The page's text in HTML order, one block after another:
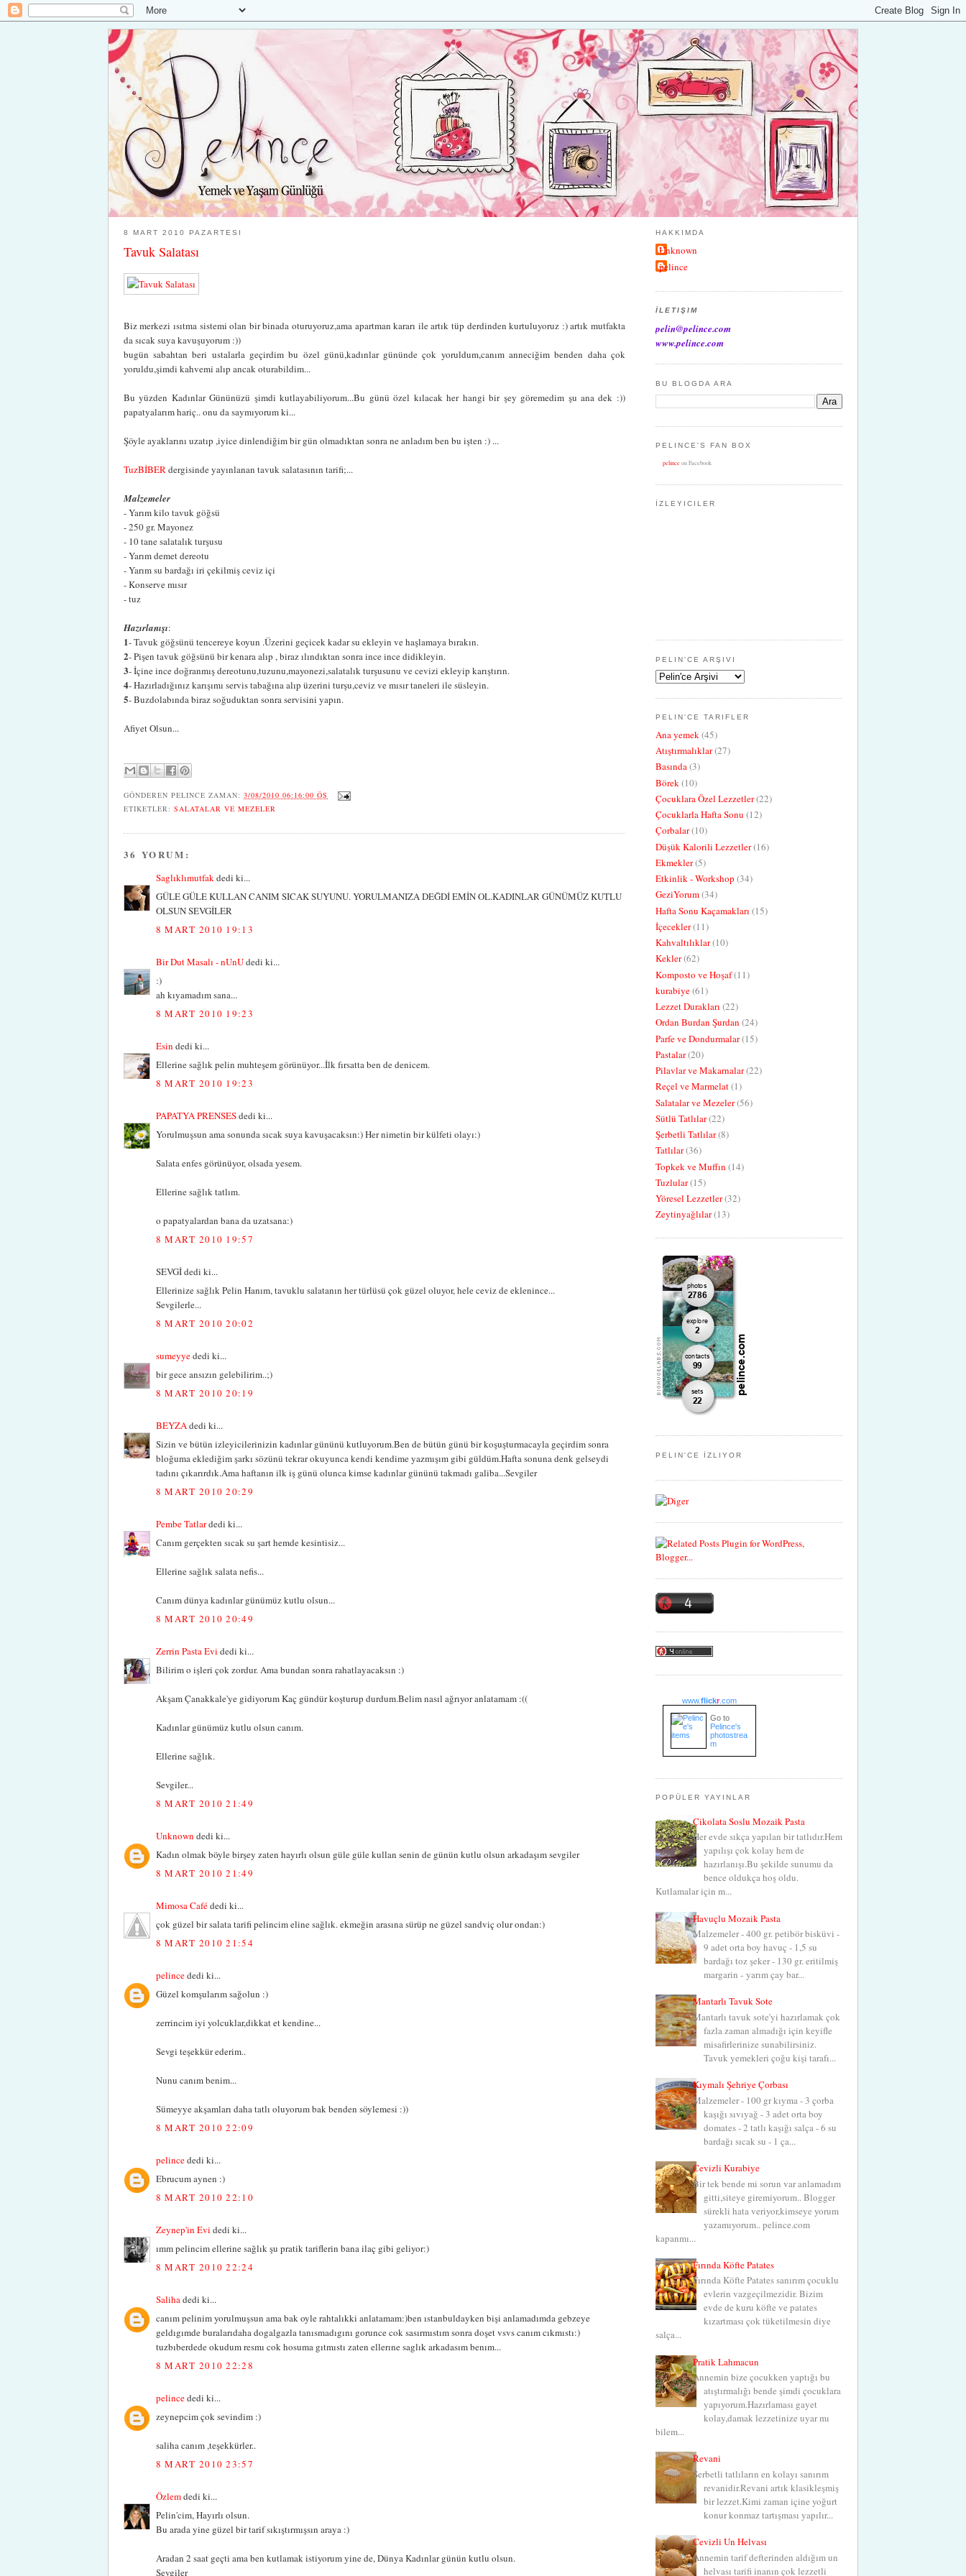
8 MART 2010 PAZARTESI
Tavuk Salatası
Biz merkezi ısıtma sistemi olan bir binada oturuyoruz,ama apartman kararı ile artık tüp derdinden kurtuluyoruz :) artık mutfakta
da sıcak suya kavuşuyorum :))
bugün sabahtan beri ustalarla geçirdim bu özel günü,kadınlar gününde çok yoruldum,canım anneciğim benden daha çok
yoruldu,şimdi kahvemi alıp ancak oturabildim...
Bu yüzden Kadınlar Gününüzü şimdi kutlayabiliyorum...Bu günü özel kılacak her hangi bir şey göremedim şu ana dek :))
papatyalarım hariç.. onu da saymıyorum ki...
Şöyle ayaklarını uzatıp ,iyice dinlendiğim bir gün olmadıktan sonra ne anladım ben bu işten :) ...
TuzBİBERdergisinde yayınlanan tavuk salatasının tarifi;...
Malzemeler
- Yarım kilo tavuk göğsü
- 250 gr. Mayonez
- 10 tane salatalık turşusu
- Yarım demet dereotu
- Yarım su bardağı iri çekilmiş ceviz içi
- Konserve mısır
- tuz
Hazırlanışı:
1- Tavuk göğsünü tencereye koyun .Üzerini geçicek kadar su ekleyin ve haşlamaya bırakın.
2- Pişen tavuk göğsünü bir kenara alıp , biraz ılındıktan sonra ince ince didikleyin.
3- İçine ince doğranmış dereotunu,tuzunu,mayonezi,salatalık turşusunu ve cevizi ekleyip karıştırın.
4- Hazırladığınız karışımı servis tabağına alıp üzerini turşu,ceviz ve mısır taneleri ile süsleyin.
5- Buzdolabında biraz soğuduktan sonra servisini yapın.
Afiyet Olsun...
GÖNDEREN PELINCE ZAMAN:3/08/2010 06:16:00 ÖS
ETIKETLER: SALATALAR VE MEZELER
36 YORUM:
Saglıklımutfak dedi ki...
GÜLE GÜLE KULLAN CANIM SICAK SUYUNU. YORULMANIZA DEĞDİ EMİN OL.KADINLAR GÜNÜMÜZ KUTLU
OLSUN SEVGİLER
8 MART 2010 19:13
Bir Dut Masalı - nUnUdedi ki...
:)
ah kıyamadım sana...
8 MART 2010 19:23
Esin dedi ki...
Ellerine sağlık pelin muhteşem görünüyor...İlk fırsatta ben de denicem.
8 MART 2010 19:23
PAPATYA PRENSESdedi ki...
Yorulmuşsun ama sonunda sıcak suya kavuşacaksın:) Her nimetin bir külfeti olayı:)
Salata enfes görünüyor, olsada yesem.
Ellerine sağlık tatlım.
o papatyalardan bana da uzatsana:)
8 MART 2010 19:57
SEVGİ dedi ki...
Ellerinize sağlık Pelin Hanım, tavuklu salatanın her türlüsü çok güzel oluyor, hele ceviz de eklenince...
Sevgilerle...
8 MART 2010 20:02
sumeyyededi ki...
bir gece ansızın gelebilirim..;)
8 MART 2010 20:19
BEYZA dedi ki...
Sizin ve bütün izleyicilerinizin kadınlar gününü kutluyorum.Ben de bütün günü bir koşuşturmacayla geçirdim sonra
bloğuma eklediğim şarkı sözünü tekrar okuyunca kendi kendime yazmışım gibi güldüm.Hafta sonuna denk gelseydi
tadını çıkarırdık.Ama haftanın ilk iş günü olunca kimse kadınlar gününü takmadı galiba...Sevgiler
8 MART 2010 20:29
Pembe Tatlardedi ki...
Canım gerçekten sıcak su şart hemde kesintisiz...
Ellerine sağlık salata nefis...
Canım dünya kadınlar günümüz kutlu olsun...
8 MART 2010 20:49
Zerrin Pasta Evi dedi ki...
Bilirim o işleri çok zordur. Ama bundan sonra rahatlayacaksın :)
Akşam Çanakkale'ye gidiyorum Kaç gündür koşturup durdum.Belim nasıl ağrıyor anlatamam :((
Kadınlar günümüz kutlu olsun canım.
Ellerine sağlık.
Sevgiler...
8 MART 2010 21:49
Unknown dedi ki...
Kadın olmak böyle birşey zaten hayırlı olsun güle güle kullan senin de günün kutlu olsun arkadaşım sevgiler
8 MART 2010 21:49
Mimosa Cafédedi ki...
çok güzel bir salata tarifi pelincim eline sağlık. ekmeğin arasına sürüp ne güzel sandviç olur ondan:)
8 MART 2010 21:54
pelincededi ki...
Güzel komşularım sağolun :)
zerrincim iyi yolcuklar,dikkat et kendine...
Sevgi teşekkür ederim..
Nunu canım benim...
Sümeyye akşamları daha tatlı oluyorum bak benden söylemesi :))
8 MART 2010 22:09
pelincededi ki...
Ebrucum aynen :)
8 MART 2010 22:10
Zeynep'in Evi dedi ki...
ımm pelincim ellerine sağlık şu pratik tariflerin bana ilaç gibi geliyor:)
8 MART 2010 22:24
Saliha dedi ki...
canım pelinim yorulmuşsun ama bak oyle rahtalıkki anlatamam:)ben ıstanbuldayken bişi anlamadımda gebzeye
geldıgımde buralarıdaha dogalgazla tanısmadıgını gorunce cok sasırmıstım sonra doşet vsvs canım cıkmıstı:)
tuzbıberdede okudum resmı cok hosuma gıtmıstı zaten ellerıne saglık arkadasım benım...
8 MART 2010 22:28
pelincededi ki...
zeynepcim çok sevindim :)
saliha canım ,teşekkürler..
8 MART 2010 23:57
Özlemdedi ki...
Pelin'cim, Hayırlı olsun.
Bu arada yine güzel bir tarif sıkıştırmışsın araya :)
Aradan 2 saat geçti ama ben kutlamak istiyorum yine de, Dünya Kadınlar günün kutlu olsun.
Sevgiler
HAKKIMDA
Unknown
pelince
İLETIŞIM
pelin@pelince.com
www.pelince.com
BU BLOGDA ARA
PELINCE'S FAN BOX
pelince on Facebook
İZLEYICILER
PELIN'CE ARŞIVI
PELIN'CE TARIFLER
Ana yemek(45)
Atıştırmalıklar(27)
Basında(3)
Börek(10)
Çocuklara Özel Lezzetler(22)
Çocuklarla Hafta Sonu (12)
Çorbalar(10)
Düşük Kalorili Lezzetler(16)
Ekmekler(5)
Etkinlik - Workshop (34)
GeziYorum(34)
Hafta Sonu Kaçamakları (15)
İçecekler(11)
Kahvaltılıklar(10)
Kekler(62)
Komposto ve Hoşaf(11)
kurabiye(61)
Lezzet Durakları (22)
Ordan Burdan Şurdan (24)
Parfe ve Dondurmalar(15)
Pastalar(20)
Pilavlar ve Makarnalar(22)
Reçel ve Marmelat(1)
Salatalar ve Mezeler(56)
Sütlü Tatlılar(22)
Şerbetli Tatlılar(8)
Tatlılar(36)
Topkek ve Muffın (14)
Tuzlular(15)
Yöresel Lezzetler(32)
Zeytinyağlılar(13)
PELIN'CE İZLIYOR
www.flickr.com
Go to
Pelince's
photostrea
m
POPÜLER YAYINLAR
Çikolata Soslu Mozaik Pasta
Her evde sıkça yapılan bir tatlıdır.Hem
yapılışı çok kolay hem de
hazırlanışı.Bu şekilde sunumu da
bence oldukça hoş oldu.
Kutlamalar için m...
Havuçlu Mozaik Pasta
Malzemeler - 400 gr. petibör bisküvi -
9 adet orta boy havuç - 1,5 su
bardağı toz şeker - 130 gr. eritilmiş
margarin - yarım çay bar...
Mantarlı Tavuk Sote
Mantarlı tavuk sote'yi hazırlamak çok
fazla zaman almadığı için keyifle
misafirlerinize sunabilirsiniz.
Tavuk yemekleri çoğu kişi tarafı...
Kıymalı Şehriye Çorbası
Malzemeler - 100 gr kıyma - 3 çorba
kaşığı sıvıyağ - 3 adet orta boy
domates - 2 tatlı kaşığı salça - 6 su
bardağı sıcak su - 1 ça...
Cevizli Kurabiye
Bir tek bende mi sorun var anlamadım
gitti,siteye giremiyorum.. Blogger
sürekli hata veriyor,kimseye yorum
yazamıyorum.. pelince.com
kapanmı...
Fırında Köfte Patates
Fırında Köfte Patates sanırım çocuklu
evlerin vazgeçilmezidir. Bizim
evde de kuru köfte ve patates
kızartması çok tüketilmesin diye
salça...
Pratik Lahmacun
Annemin bize çocukken yaptığı bu
atıştırmalığı bende şimdi çocuklara
yapıyorum.Hazırlaması gayet
kolay,damak lezzetinize uyar mı
bilem...
Revani
Şerbetli tatlıların en kolayı sanırım
revanidir.Revani artık klasikleşmiş
bir lezzet.Kimi zaman içine yoğurt
konur konmaz tartışması yapılır...
Cevizli Un Helvası
Annemin tarif defterinden aldığım un
helvası tarifi inanın çok lezzetli